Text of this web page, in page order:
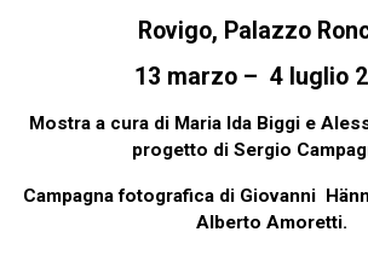
Rovigo, Palazzo
13 marzo – 4 luglio
Mostra a cura di Maria Ida Biggi e
progetto di Sergio
Campagna fotografica di Giovanni
Alberto Amoretti.